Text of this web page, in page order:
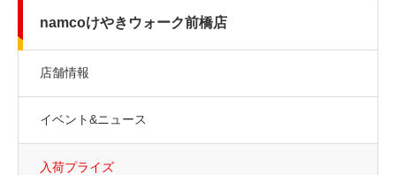
namcoけやきウォーク前橋店
店舗情報
イベント&ニュース
入荷プライズ